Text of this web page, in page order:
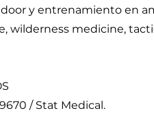
y entrenamiento en
wilderness medicine,
/ Stat Medical.